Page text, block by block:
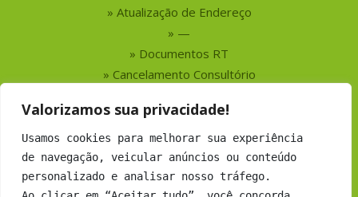
Valorizamos sua privacidade!
Usamos cookies para melhorar sua experiência
de navegação, veicular anúncios ou conteúdo
personalizado e analisar nosso tráfego.
Atualização de Endereço
—
Documentos RT
Cancelamento Consultório
Serviços
Busca por Profissionais
Busca por Empresas
Números do CRMV-MS